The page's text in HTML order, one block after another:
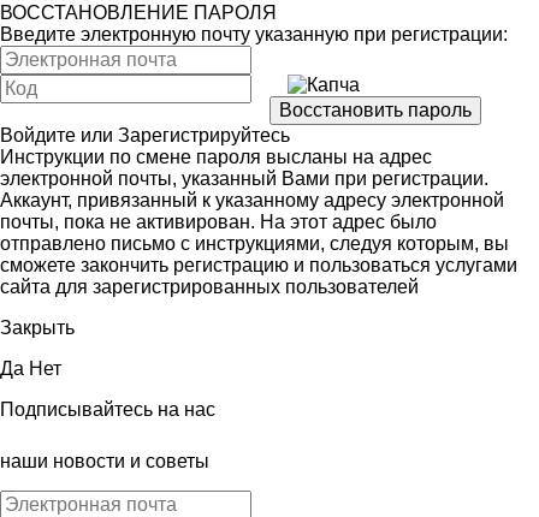
ВОССТАНОВЛЕНИЕ ПАРОЛЯ
Введите электронную почту указанную при регистрации:
Войдите или Зарегистрируйтесь
Инструкции по смене пароля высланы на адрес
электронной почты, указанный Вами при регистрации.
Аккаунт, привязанный к указанному адресу электронной
почты, пока не активирован. На этот адрес было
отправлено письмо с инструкциями, следуя которым, вы
сможете закончить регистрацию и пользоваться услугами
сайта для зарегистрированных пользователей
Закрыть
Да Нет
Подписывайтесь на нас
наши новости и советы